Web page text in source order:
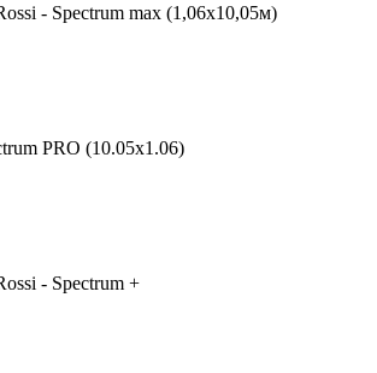
- Spectrum max (1,06x10,05м)
PRO (10.05х1.06)
- Spectrum +